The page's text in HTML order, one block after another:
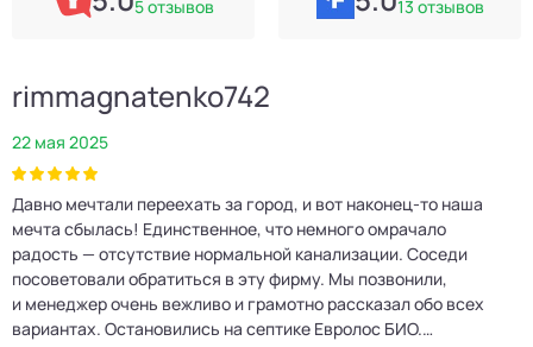
5 отзывов 13 отзывов
rimmagnatenko742
22 мая 2025
Давно мечтали переехать за город, и вот наконец‑то наша
мечта сбылась! Единственное, что немного омрачало
радость — отсутствие нормальной канализации. Соседи
посоветовали обратиться в эту фирму. Мы позвонили,
и менеджер очень вежливо и грамотно рассказал обо всех
вариантах. Остановились на септике Евролос БИО.